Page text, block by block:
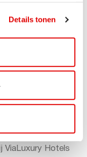
Details tonen
korting bij
ViaLuxury Hotels